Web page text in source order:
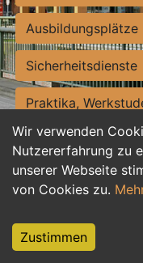
Wir verwenden
Nutzererfahrung zu
unserer Webseite
von Cookies zu.
Zustimmen
Ausbildungsplätze
Sicherheitsdienste
Praktika,
Personalwesen
Hilfskräfte,
Weiterbildung,